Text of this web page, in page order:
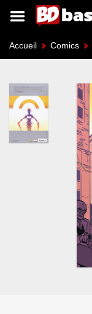
Accueil Comics